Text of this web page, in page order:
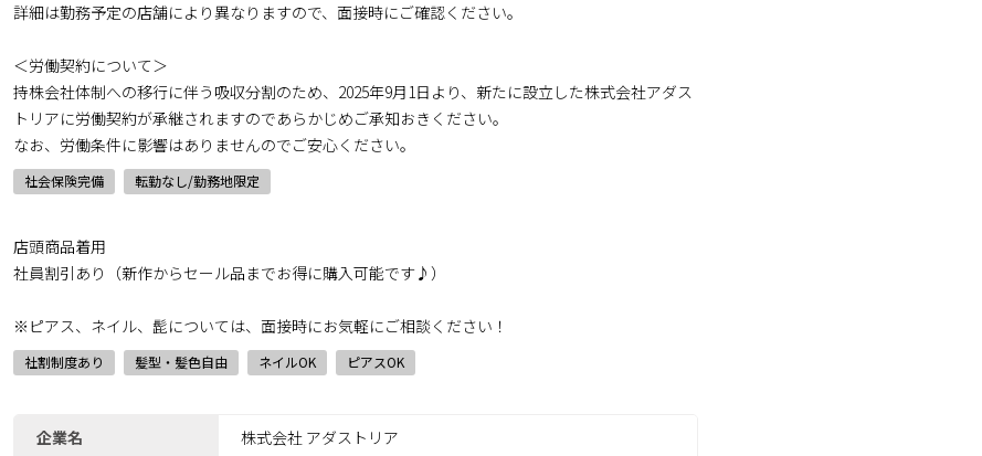
詳細は勤務予定の店舗により異なりますので、面接時にご確認ください。
＜労働契約について＞
持株会社体制への移行に伴う吸収分割のため、2025年9月1日より、新たに設立した株式会社アダス
トリアに労働契約が承継されますのであらかじめご承知おきください。
なお、労働条件に影響はありませんのでご安心ください。
社会保険完備 転勤なし/勤務地限定
店頭商品着用
社員割引あり（新作からセール品までお得に購入可能です♪）
※ピアス、ネイル、髭については、面接時にお気軽にご相談ください！
社割制度あり 髪型・髪色自由 ネイルOK ピアスOK
企業名
株式会社 アダストリア